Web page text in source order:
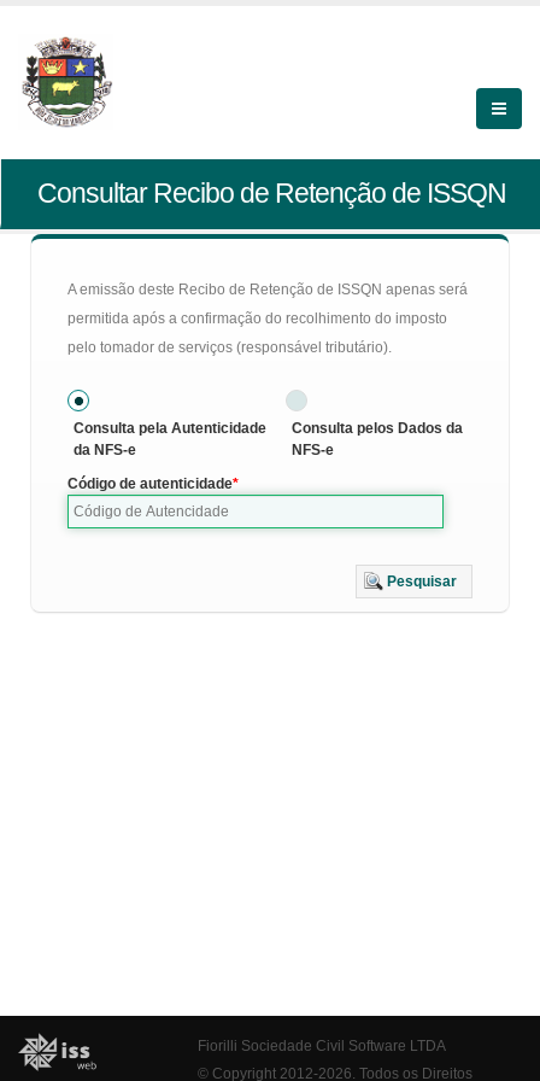
Consultar Recibo de Retenção de ISSQN
A emissão deste Recibo de Retenção de ISSQN apenas será
permitida após a confirmação do recolhimento do imposto
pelo tomador de serviços (responsável tributário).
Consulta pela Autenticidade
da NFS-e
Consulta pelos Dados da
NFS-e
Código de autenticidade
Pesquisar
Fiorilli Sociedade Civil Software LTDA
© Copyright 2012-2026. Todos os Direitos